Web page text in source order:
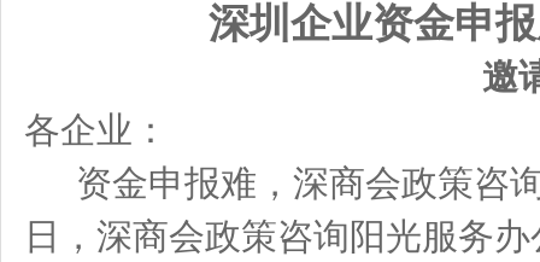
深圳企业资金申
邀
各企业：
资金申报难，深商会政策咨
日，深商会政策咨询阳光服务